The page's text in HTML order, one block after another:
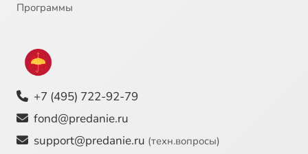
Программы
+7 (495) 722-92-79
fond@predanie.ru
support@predanie.ru (техн.вопросы)